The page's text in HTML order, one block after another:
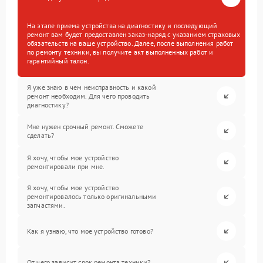
На этапе приема устройства на диагностику и последующий
ремонт вам будет предоставлен заказ-наряд с указанием страховых
обязательств на ваше устройство. Далее, после выполнения работ
по ремонту техники, вы получите акт выполненных работ и
гарантийный талон.
Я уже знаю в чем неисправность и какой
ремонт необходим. Для чего проводить
диагностику?
Мне нужен срочный ремонт. Сможете
сделать?
Я хочу, чтобы мое устройство
ремонтировали при мне.
Я хочу, чтобы мое устройство
ремонтировалось только оригинальными
запчастями.
Как я узнаю, что мое устройство готово?